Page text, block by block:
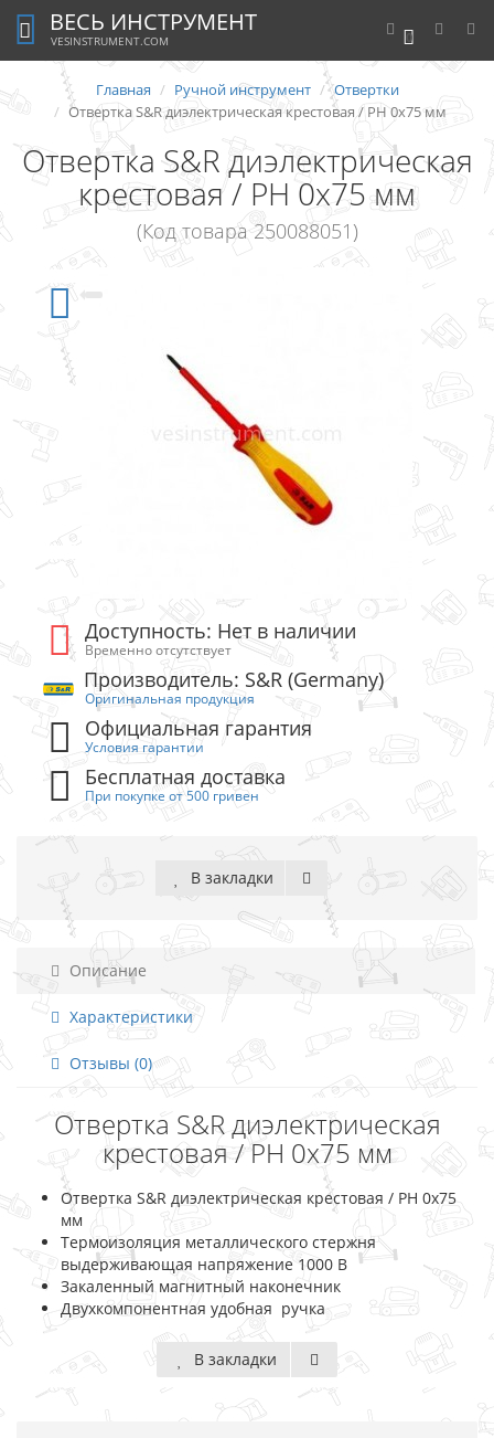
0
ВЕСЬ ИНСТРУМЕНТ
VESINSTRUMENT.COM
Главная Ручной инструмент
Отвертки
Отвертка S&R диэлектрическая крестовая / PH 0х75 мм
Отвертка S&R диэлектрическая
крестовая / PH 0х75 мм
(Код товара 250088051)
Доступность: Нет в наличии
Временно отсутствует
Производитель: S&R (Germany)
Оригинальная продукция
Официальная гарантия
Условия гарантии
Бесплатная доставка
При покупке от 500 гривен
В закладки
Описание
Характеристики
Отзывы (0)
Отвертка S&R диэлектрическая
крестовая / PH 0х75 мм
Отвертка S&R диэлектрическая крестовая / PH 0х75
мм
Термоизоляция металлического стержня
выдерживающая напряжение 1000 В
Закаленный магнитный наконечник
Двухкомпонентная удобная ручка
В закладки